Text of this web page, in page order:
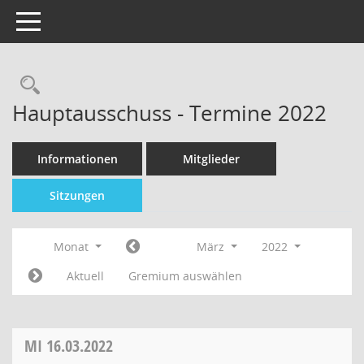
Toggle navigation
Hauptausschuss - Termine 2022
Informationen Mitglieder
Sitzungen
Monat März
2022
Aktuell
Gremium auswählen
MI 16.03.2022